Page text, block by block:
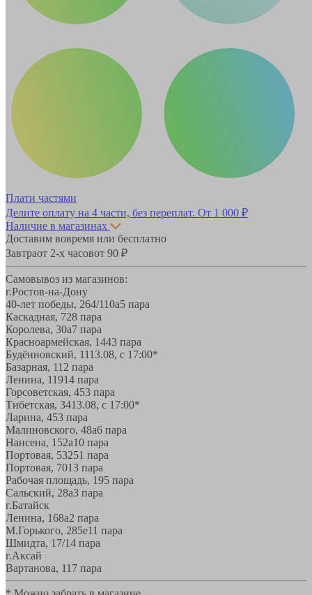
Плати частями
Делите оплату на 4 части, без переплат. От 1 000 ₽
Наличие в магазинах
Доставим вовремя или бесплатно
Завтраот 2-х часовот 90 ₽
Самовывоз из магазинов:
г.Ростов-на-Дону
40-лет победы, 264/110а5 пара
Каскадная, 728 пара
Королева, 30а7 пара
Красноармейская, 1443 пара
Будённовский, 1113.08, с 17:00*
Базарная, 11 2 пара
Ленина, 11914 пара
Горсоветская, 453 пара
Тибетская, 3413.08, с 17:00*
Ларина, 453 пара
Малиновского, 48а6 пара
Нансена, 152а10 пара
Портовая, 53251 пара
Портовая, 7013 пара
Рабочая площадь, 195 пара
Сальский, 28a3 пара
г.Батайск
Ленина, 168а2 пара
М.Горького, 285е11 пара
Шмидта, 17/14 пара
г.Аксай
Вартанова, 11 7 пара